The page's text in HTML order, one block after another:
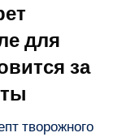
для
за
творожного